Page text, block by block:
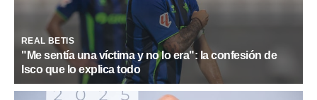
REAL BETIS
"Me sentía una víctima y no lo era": la confesión de
Isco que lo explica todo